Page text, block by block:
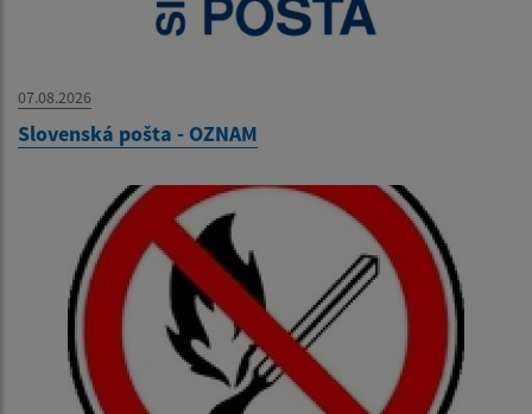
07.08.2026
Slovenská pošta - OZNAM